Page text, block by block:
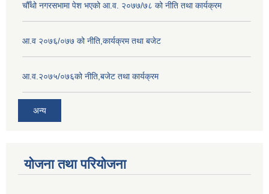
चौँथो नगरसभामा पेश भएको आ.व. २०७७/७८ को नीति तथा कार्यक्रम
आ.व २०७६/०७७ को नीति,कार्यक्रम तथा बजेट
आ.व.२०७५/०७६को नीति,बजेट तथा कार्यक्रम
अन्य
योजना तथा परियोजना